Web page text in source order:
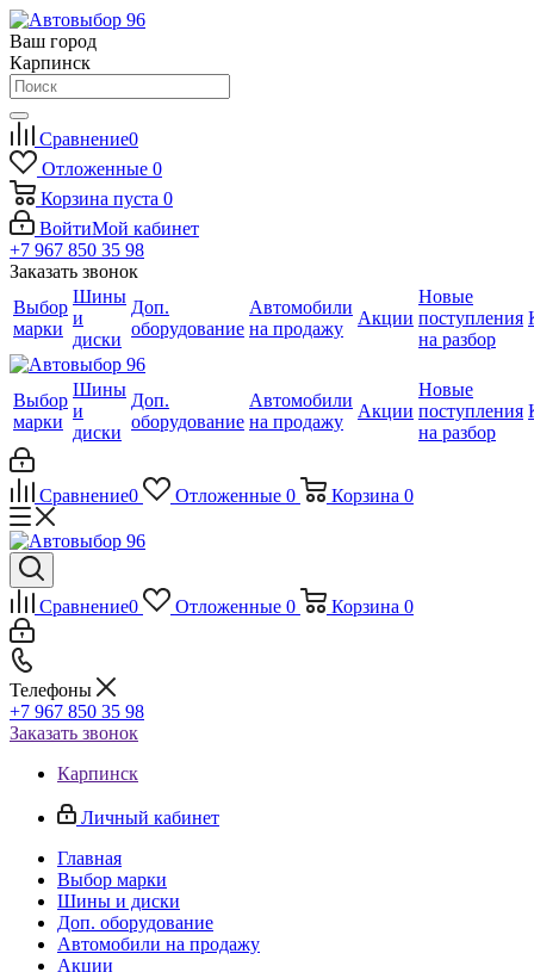
Ваш город
Карпинск
Сравнение0
Отложенные 0
Корзина пуста 0
ВойтиМой кабинет
+7 967 850 35 98
Заказать звонок
Выбор
марки
Шины
и
диски
Доп.
оборудование
Автомобили
на продажу
Акции
Новые
поступления
на разбор
Выбор
марки
Шины
и
диски
Доп.
оборудование
Автомобили
на продажу
Акции
Новые
поступления
на разбор
Сравнение0 Отложенные 0 Корзина 0
Сравнение0 Отложенные 0 Корзина 0
Телефоны
+7 967 850 35 98
Заказать звонок
Карпинск
Личный кабинет
Главная
Выбор марки
Шины и диски
Доп. оборудование
Автомобили на продажу
Акции